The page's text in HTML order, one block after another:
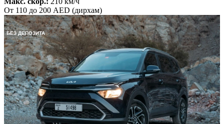
От 110 до 200 AED (дирхам)
БЕЗ ДЕПОЗИТА